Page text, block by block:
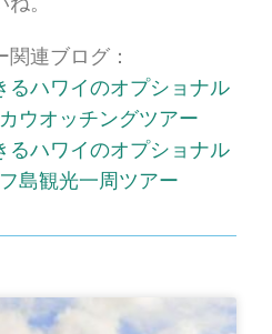
連ブログ：
るハワイのオプショナル
ウオッチングツアー
るハワイのオプショナル
島観光一周ツアー